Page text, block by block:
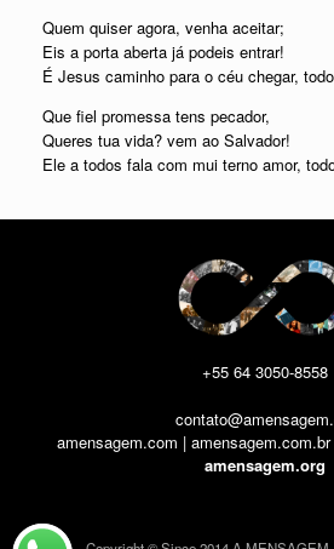
Quem quiser agora, venha aceitar;
Eis a porta aberta já podeis entrar!
É Jesus caminho para o céu chegar,
Que fiel promessa tens pecador,
Queres tua vida? vem ao Salvador!
Ele a todos fala com mui terno amor,
+55 64 3050-8558
amensagem.com |
amensagem.org